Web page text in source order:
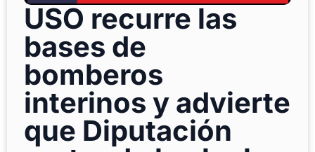
USO recurre las
bases de
bomberos
interinos y advierte
que Diputación